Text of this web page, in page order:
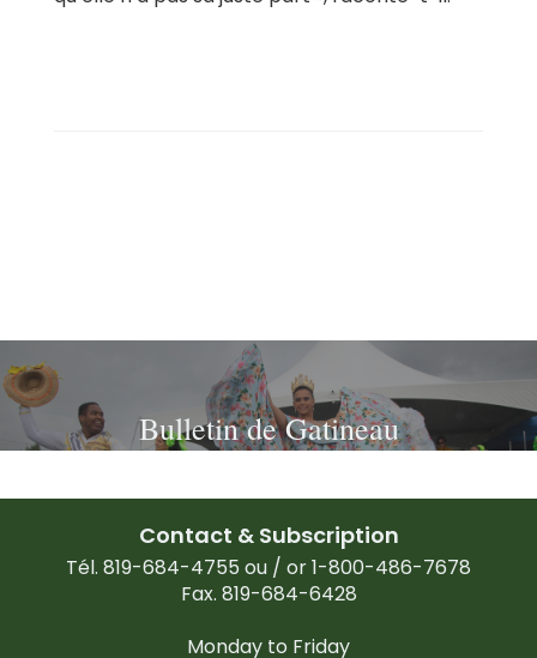
Bulletin de Gatineau
Contact & Subscription
Tél. 819-684-4755 ou / or 1-800-486-7678
Fax. 819-684-6428
Monday to Friday